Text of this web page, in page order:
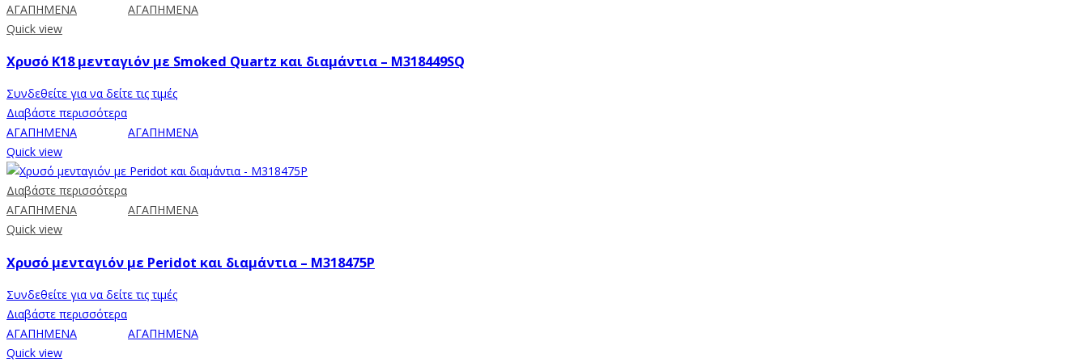
ΑΓΑΠΗΜΕΝΑ
ΑΓΑΠΗΜΕΝΑ
Quick view
Χρυσό Κ18 μενταγιόν με Smoked Quartz και διαμάντια – M318449SQ
Συνδεθείτε για να δείτε τις τιμές
Διαβάστε περισσότερα
ΑΓΑΠΗΜΕΝΑ
ΑΓΑΠΗΜΕΝΑ
Quick view
Διαβάστε περισσότερα
ΑΓΑΠΗΜΕΝΑ
ΑΓΑΠΗΜΕΝΑ
Quick view
Χρυσό μενταγιόν με Peridot και διαμάντια – M318475P
Συνδεθείτε για να δείτε τις τιμές
Διαβάστε περισσότερα
ΑΓΑΠΗΜΕΝΑ
ΑΓΑΠΗΜΕΝΑ
Quick view